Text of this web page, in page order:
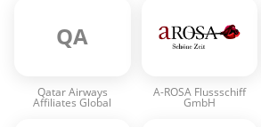
QA
Qatar Airways
Affiliates Global
A-ROSA Flussschiff
GmbH